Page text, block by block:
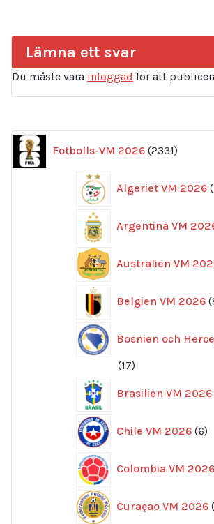
Lämna ett svar
Du måste vara inloggad för att
Fotbolls-VM 2026 2331
Algeriet VM 2026
Argentina VM
Australien VM
Belgien VM 2026
Bosnien och
1717
Brasilien VM 2026
Chile VM 2026 6
Colombia VM 2026
Curaçao VM 2026